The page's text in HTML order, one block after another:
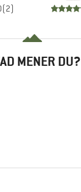
(2)
MENER DU?